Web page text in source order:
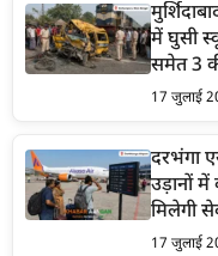
में घुसी
समेत 3
17 जुलाई
दरभंगा
उड़ानों में
मिलेगी
17 जुलाई